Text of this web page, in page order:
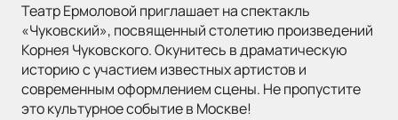
Театр Ермоловой приглашает на спектакль
«Чуковский», посвященный столетию произведений
Корнея Чуковского. Окунитесь в драматическую
историю с участием известных артистов и
современным оформлением сцены. Не пропустите
это культурное событие в Москве!